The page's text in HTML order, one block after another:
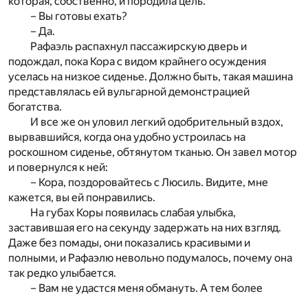
– Вы готовы ехать?
– Да.
Рафаэль распахнул пассажирскую дверь и
подождал, пока Кора с видом крайнего осуждения
уселась на низкое сиденье. Должно быть, такая машина
представлялась ей вульгарной демонстрацией
богатства.
И все же он уловил легкий одобрительный вздох,
вырвавшийся, когда она удобно устроилась на
роскошном сиденье, обтянутом тканью. Он завел мотор
и повернулся к ней:
– Кора, поздоровайтесь с Люсиль. Видите, мне
кажется, вы ей понравились.
На губах Коры появилась слабая улыбка,
заставившая его на секунду задержать на них взгляд.
Даже без помады, они показались красивыми и
полными, и Рафаэлю невольно подумалось, почему она
так редко улыбается.
– Вам не удастся меня обмануть. А тем более